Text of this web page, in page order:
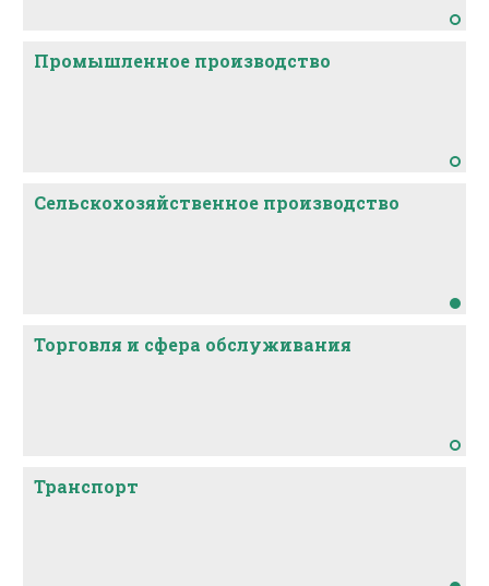
Промышленное производство
Сельскохозяйственное производство
Торговля и сфера обслуживания
Транспорт